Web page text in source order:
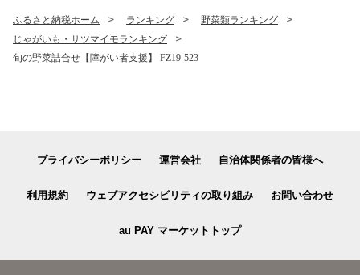
ふるさと納税ホーム ランキング
野菜類ランキング
じゃがいも・サツマイモランキング
旬の野菜詰合せ【障がい者支援】 FZ19-523
プライバシーポリシー 運営会社 自治体関係者の皆様へ
利用規約 ウェブアクセシビリティの取り組み お問い合わせ
au PAY マーケットトップ